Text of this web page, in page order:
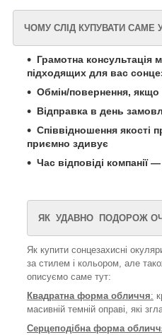
ЧОМУ СЛІД КУПУВАТИ САМЕ
Грамотна консультація
підходящих для вас
Обмін/повернення, якщо
Відправка в день
Співвідношення якості
приємно здивує
Час відповіді
ЯК УДАВНО ПОДОРОЖ
Як купити сонцезахисні
за стилем і кольором, але
описуємо саме тут:
Квадратна форма обличчя:
масивній темній оправі, які
Серцеподібна форма